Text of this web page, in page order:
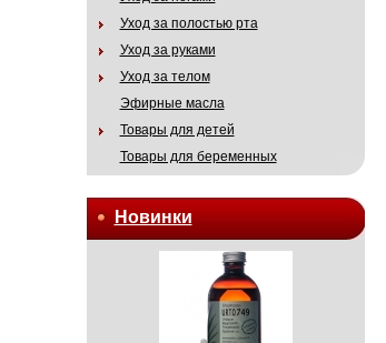
Уход за полостью рта
Уход за руками
Уход за телом
Эфирные масла
Товары для детей
Товары для беременных
Новинки